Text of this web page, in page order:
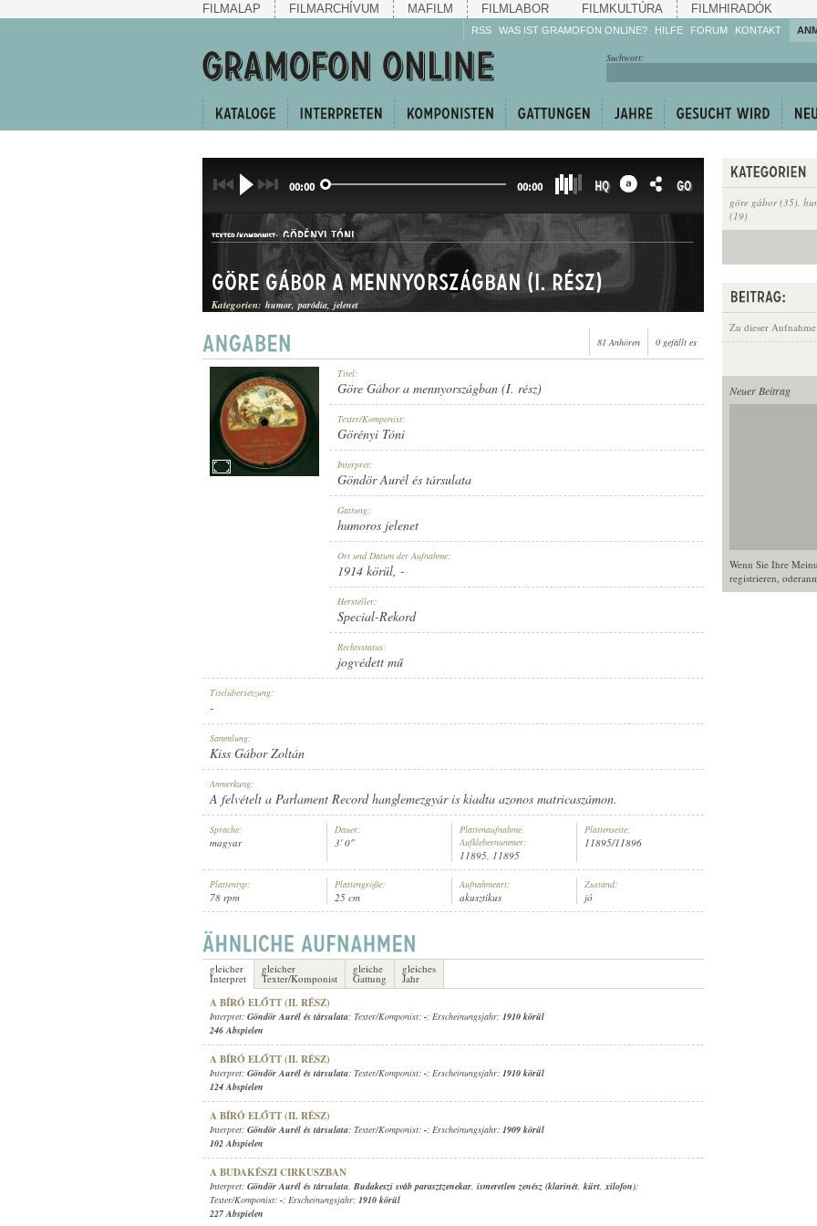
FILMALAP FILMARCHÍVUM MAFILM FILMLABOR FILMKULTÚRA FILMHIRADÓK
RSS WAS IST GRAMOFON ONLINE? HILFE
Machen Sie mit!
weiter!
FORUM KONTAKT
Suchwort:
göre gábor (35),
(19)
Zu dieser
Neuer Beitrag
Wenn Sie Ihre
registrieren, oder
00:00 00:00 HQ GO
TEXTER/KOMPONIST: GÖRÉNYI TÓNI
HUMOROS JELENET
1914 KÖRÜL
SPECIAL-REKORD
PLATTENAUFNAHME:
Göre Gábor a mennyországban (I. rész)
Kategorien: humor paródia jelenet
81 Anhören 0 gefällt es
Titel:
Göre Gábor a mennyországban (I. rész)
Texter/Komponist:
Görényi Tóni
Interpret:
Göndör Aurél és társulata
Gattung:
humoros jelenet
Ort und Datum der Aufnahme:
1914 körül, -
Hersteller:
Special-Rekord
Rechtsstatus:
jogvédett mű
Titelübersetzung:
-
Sammlung:
Kiss Gábor Zoltán
Anmerkung:
A felvételt a Parlament Record hanglemezgyár is kiadta azonos matricaszámon.
Sprache:
magyar
Dauer:
3' 0"
Plattenaufnahme,
Aufklebernummer:
11895, 11895
Plattenseite:
11895/11896
Plattentyp:
78 rpm
Plattengröße:
25 cm
Aufnahmeart:
akusztikus
Zustand:
jó
gleicher
Interpret
gleicher
Texter/Komponist
gleiche
Gattung
gleiches
Jahr
A BÍRÓ ELŐTT (II. RÉSZ)
Interpret: Göndör Aurél és társulata; Texter/Komponist: -; Erscheinungsjahr: 1910 körül
246 Abspielen
A BÍRÓ ELŐTT (II. RÉSZ)
Interpret: Göndör Aurél és társulata; Texter/Komponist: -; Erscheinungsjahr: 1910 körül
124 Abspielen
A BÍRÓ ELŐTT (II. RÉSZ)
Interpret: Göndör Aurél és társulata; Texter/Komponist: -; Erscheinungsjahr: 1909 körül
102 Abspielen
A BUDAKÉSZI CIRKUSZBAN
Interpret: Göndör Aurél és társulata, Budakeszi sváb parasztzenekar, ismeretlen zenész (klarinét, kürt,xilofon);
Texter/Komponist: -; Erscheinungsjahr: 1910 körül
227 Abspielen